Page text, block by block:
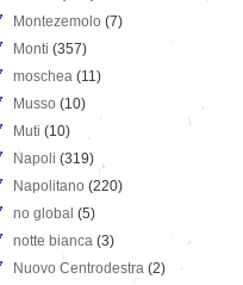
Montezemolo (7)
Monti (357)
moschea (11)
Musso (10)
Muti (10)
Napoli (319)
Napolitano (220)
no global (5)
notte bianca (3)
Nuovo Centrodestra (2)